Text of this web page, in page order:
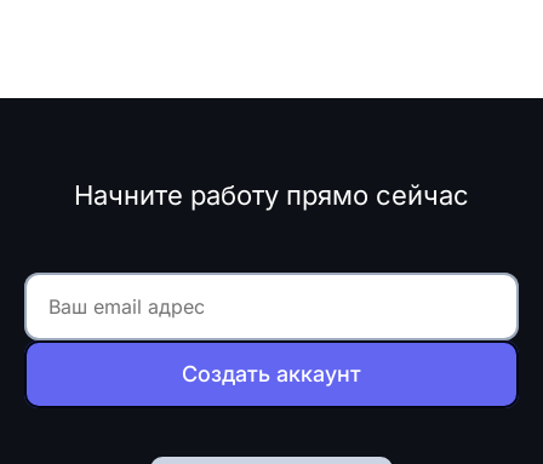
Начните работу прямо сейчас
Создать аккаунт